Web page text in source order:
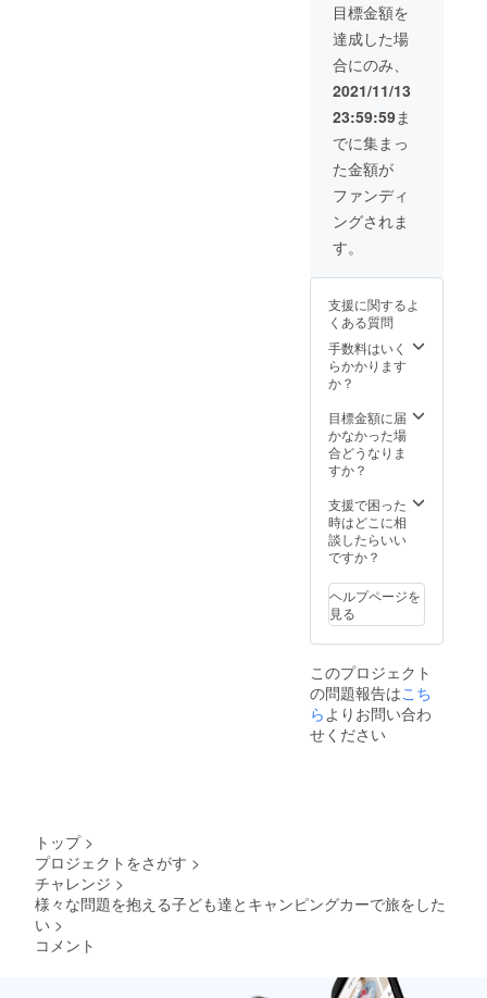
小沢隆
直筆の
お手紙
を送付
させて
頂きま
す。 ・
また、
小沢隆
がご支
援頂い
た方の
ご相談
備考欄
談内容
をお書
きくだ
さい
（メー
返信い
たしま
す）
目標金額を
達成した場
合にのみ、
2021/11/13
23:59:59ま
でに集まっ
た金額が
ファンディ
ングされま
す。
支援に関するよ
くある質問
手数料はいく
らかかります
か？
目標金額に届
かなかった場
合どうなりま
すか？
支援で困った
時はどこに相
談したらいい
ですか？
ヘルプページを
見る
このプロジェクト
の問題報告はこち
らよりお問い合わ
せください
トップ >
プロジェクトをさがす >
チャレンジ >
様々な問題を抱える子ども達とキャンピングカーで旅をした
い >
コメント